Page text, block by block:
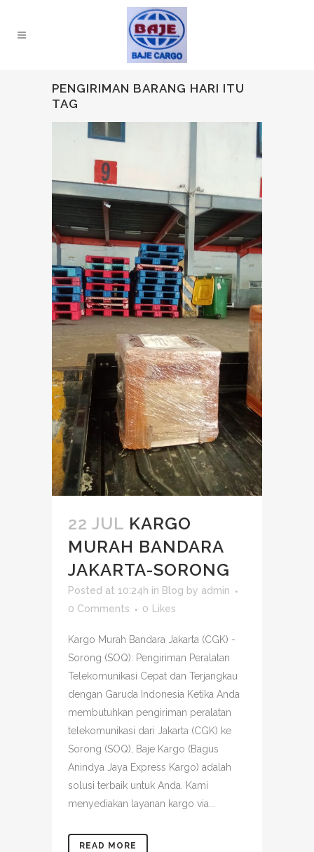
PENGIRIMAN BARANG HARI ITU
TAG
22 JUL KARGO
MURAH BANDARA
JAKARTA-SORONG
Posted at 10:24h in Blog by admin
0 Comments
0 Likes
Kargo Murah Bandara Jakarta (CGK) -
Sorong (SOQ): Pengiriman Peralatan
Telekomunikasi Cepat dan Terjangkau
dengan Garuda Indonesia Ketika Anda
membutuhkan pengiriman peralatan
telekomunikasi dari Jakarta (CGK) ke
Sorong (SOQ), Baje Kargo (Bagus
Anindya Jaya Express Kargo) adalah
solusi terbaik untuk Anda. Kami
menyediakan layanan kargo via...
READ MORE